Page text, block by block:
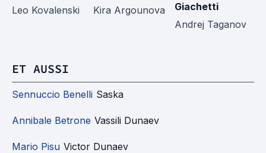
Leo Kovalenski
Kira Argounova
Giachetti
Andrej Taganov
ET AUSSI
Sennuccio Benelli Saska
Annibale Betrone Vassili Dunaev
Mario Pisu Victor Dunaev